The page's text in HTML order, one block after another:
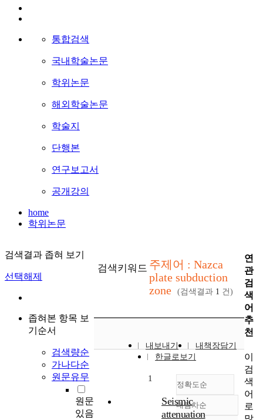
통합검색
국내학술논문
학위논문
해외학술논문
학술지
단행본
연구보고서
공개강의
home
학위논문
검색결과 좁혀 보기
선택해제
좁혀본 항목 보
기순서
검색량순
가나다순
원문유무
원문
있음
검색키워드 주제어 : Nazca
plate subduction
zone
(검색결과 1 건)
내보내기
내책장담기
한글로보기
정확도순
정확도
내림차순
1
Seismic
attenuation
연
관
검
색
어
추
천
이
검
색
어
로